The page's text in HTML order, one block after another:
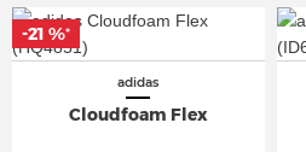
adidas
Cloudfoam Flex
-21 %*